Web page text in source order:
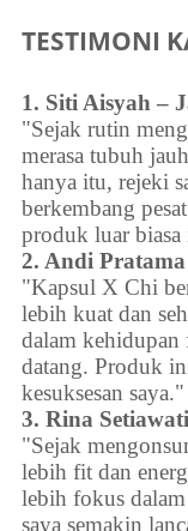
TESTIMONI
1. Siti Aisyah –
"Sejak rutin
merasa tubuh
hanya itu, rejeki
berkembang
produk luar
2. Andi
"Kapsul X Chi
lebih kuat dan
dalam kehidupan
datang. Produk
kesuksesan saya."
3. Rina
"Sejak
lebih fit dan
lebih fokus
saya semakin